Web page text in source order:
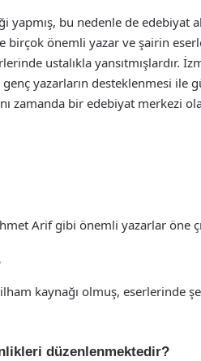
bu nedenle de edebiyat
önemli yazar ve şairin
ustalıkla yansıtmışlardır.
yazarların desteklenmesi ile
zamanda bir edebiyat merkezi
Arif gibi önemli yazarlar öne
kaynağı olmuş, eserlerinde
düzenlenmektedir?